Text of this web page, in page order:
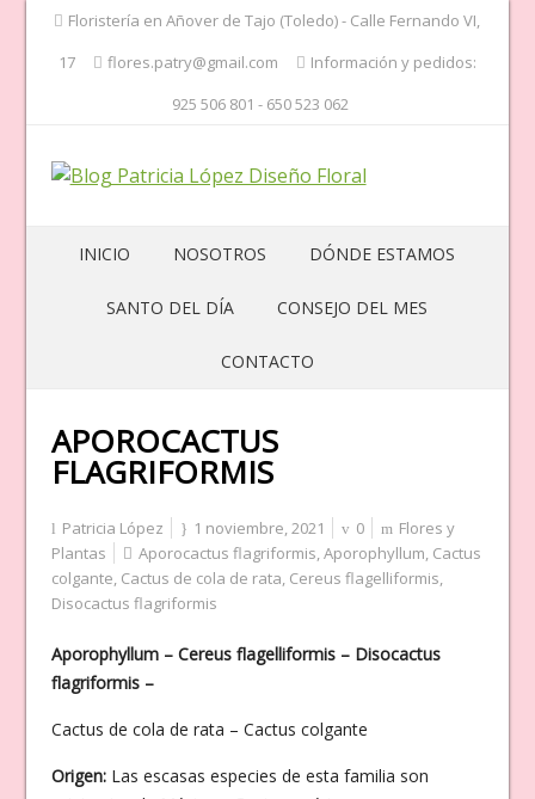
Floristería en Añover de Tajo (Toledo) - Calle Fernando VI,
17
flores.patry@gmail.com
Información y pedidos:
925 506 801 - 650 523 062
INICIO NOSOTROS DÓNDE ESTAMOS
SANTO DEL DÍA CONSEJO DEL MES
CONTACTO
APOROCACTUS
FLAGRIFORMIS
Patricia López 1 noviembre, 2021 0
Flores y
Plantas
Aporocactus flagriformis,Aporophyllum, Cactus
colgante, Cactus de cola de rata, Cereus flagelliformis,
Disocactus flagriformis
Aporophyllum – Cereus flagelliformis – Disocactus
flagriformis –
Cactus de cola de rata – Cactus colgante
Origen: Las escasas especies de esta familia son